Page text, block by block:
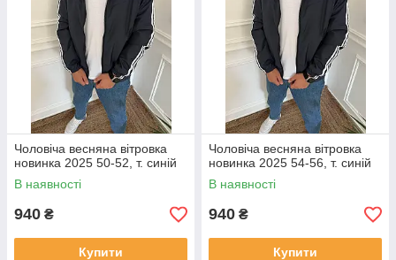
Чоловіча весняна вітровка
новинка 2025 50-52, т. синій
В наявності
940 ₴
Купити
Чоловіча весняна вітровка
новинка 2025 54-56, т. синій
В наявності
940 ₴
Купити